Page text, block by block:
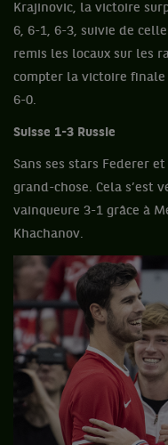
Krajinovic, la victoire
6, 6-1, 6-3, suivie de
remis les locaux sur les
compter la victoire finale
6-0.
Suisse 1-3 Russie
Sans ses stars Federer
grand-chose. Cela s’est
vainqueure 3-1 grâce à
Khachanov.